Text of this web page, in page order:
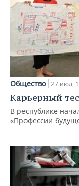
Общество 27 июл,
Карьерный
В республике
«Профессии